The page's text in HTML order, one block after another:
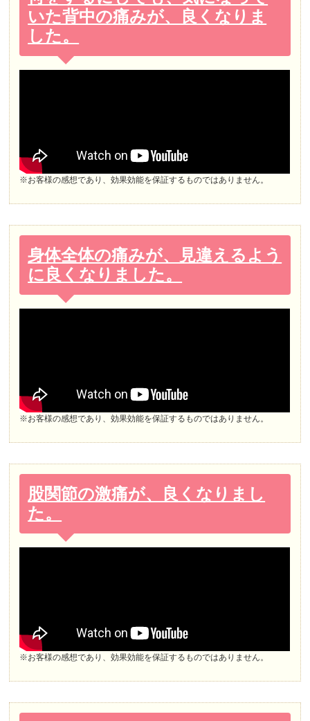
いた背中の痛みが、良くなりま
した。
※お客様の感想であり、効果効能を保証するものではありません。
身体全体の痛みが、見違えるよう
に良くなりました。
※お客様の感想であり、効果効能を保証するものではありません。
股関節の激痛が、良くなりまし
た。
※お客様の感想であり、効果効能を保証するものではありません。